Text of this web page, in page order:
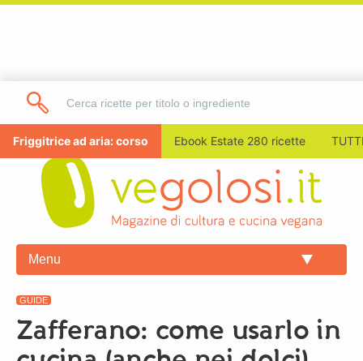
Friggitrice ad aria: corso Ebook Estate 280 ricette
Menu
GUIDE
Zafferano: come usarlo in